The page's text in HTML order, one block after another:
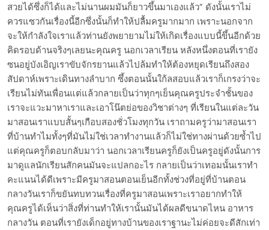
สวยได้ซึ่งก็ได้และไม่นานผมมันก็ยาวขึ้นมาเองแล้ว” ดังนั้นเราไม่
ควรแซวกันเรื่องนี้อีกซึ่งนั้นก็ทำให้ปลื้มครูมากมาก เพราะนอกจาก
จะให้กำลังใจเราแล้วท่านยังพยายามไม่ให้เกิดเรื่องแบบนี้ขึ้นอีกด้วย
คิดรอบด้านจริงๆเลยนะคุณครู นอกเวลาเรียน หลังหนึ่งตอนที่เรายัง
ซนอยู่บังเอิญเราขับจักรยานแล้วไปล้มทำให้ต้องหยุดเรียนถึงสอง
สัปดาห์เพราะเดินทางลำบาก ซึ้งตอนนั้นใก้ลสอบแล้วเราก็เกรงว่าจะ
เรียนไม่ทันเพื่อนแต่แล้วกลายเป็นว่าทุกๆเย็นคุณครูประจำชั้นของ
เราจะแวะมาหาเราและเอาโน๊ตย่อของวิชาต่างๆ ที่เรียนในแต่ละวัน
มาสอนเราแบบสั้นๆเกือบสองชั่วโมงทุกวัน เราถามครูว่ามาสอนเรา
ที่บ้านทำไมทั้งๆที่มันไม่ใช่เวลาทำงานแล้วก็ไม่ใช่ทางผ่านด้วยซ้ำไป
แต่คุณครูก็ตอบกลับมาว่า นอกเวลาเรียนครูก็ยังเป็นครูอยู่ดังนั้นการ
มาดูแลนักเรียนสักคนมันจะแปลกอะไร กลายเป็นว่าเทอมนั้นเราทำ
คะแนนได้ดีเพราะมีครูมาสอนตอนเย็นอีกทั้งช่วงที่อยู่ที่บ้านตอน
กลางวันเราก็ขยันทบทวนเรื่องที่ครูมาสอนเพราะเราอยากทำให้
คุณครูได้เห็นว่าสิ่งที่ท่านทำให้เรานั้นมันได้ผลดีขนาดไหน อาหาร
กลางวัน ตอนที่เรายังเด็กอยู่ทางบ้านของเราฐานะไม่ค่อยจะดีสักเท่า